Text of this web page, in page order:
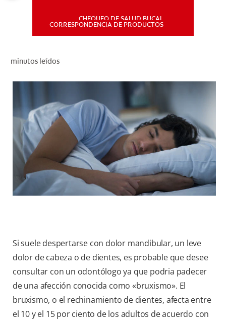
PROMOCIONES
PA (ES)
SUSCRÍBASE
CHEQUEO DE SALUD BUCAL
CORRESPONDENCIA DE PRODUCTOS
minutos leídos
Si suele despertarse con dolor mandibular, un leve
dolor de cabeza o de dientes, es probable que desee
consultar con un odontólogo ya que podria padecer
de una afección conocida como «bruxismo». El
bruxismo, o el rechinamiento de dientes, afecta entre
el 10 y el 15 por ciento de los adultos de acuerdo con